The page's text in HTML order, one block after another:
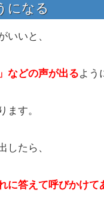
になる
いいと、
などの声が出るよう
ます。
したら、
に答えて呼びかけて